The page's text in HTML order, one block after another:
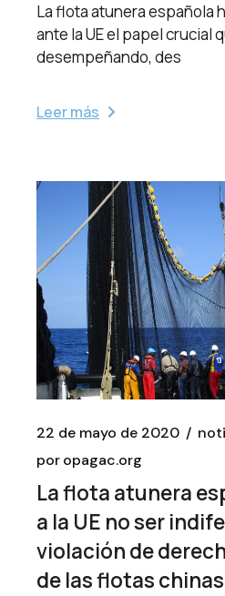
La flota atunera española
ante la UE el papel crucial
desempeñando, des
Leer más
22 de mayo de 2020
poropagac.org
La flota atunera
a la UE no ser
violación de
de las flotas chinas